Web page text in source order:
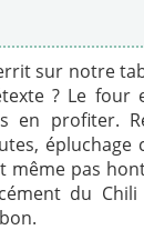
sur notre
? Le four
en profiter.
épluchage
même pas
du Chili